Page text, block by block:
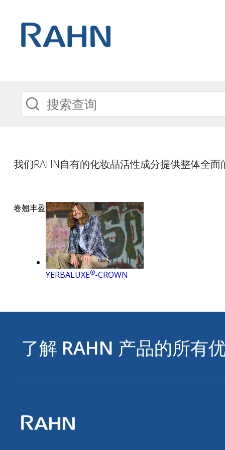
我们RAHN自有的化妆品活性成分提供整体全面
卷翘丰盈
YERBALUXE®-CROWN
了解 RAHN 产品的所有